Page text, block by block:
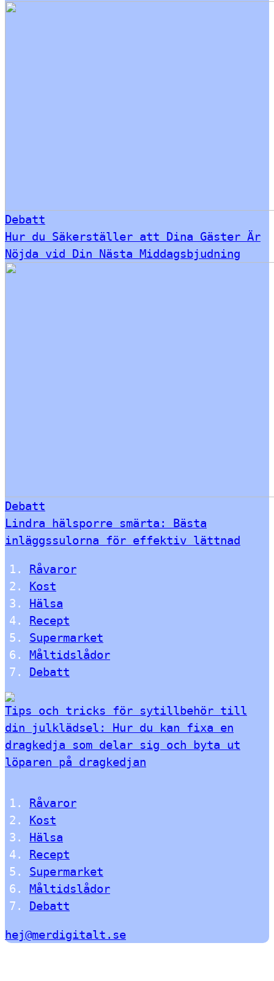
Debatt
Hur du Säkerställer att Dina Gäster Är
Nöjda vid Din Nästa Middagsbjudning
Debatt
Lindra hälsporre smärta: Bästa
inläggssulorna för effektiv lättnad
Råvaror
Kost
Hälsa
Recept
Supermarket
Måltidslådor
Debatt
Tips och tricks för sytillbehör till
din julklädsel: Hur du kan fixa en
dragkedja som delar sig och byta ut
löparen på dragkedjan
Råvaror
Kost
Hälsa
Recept
Supermarket
Måltidslådor
Debatt
hej@merdigitalt.se